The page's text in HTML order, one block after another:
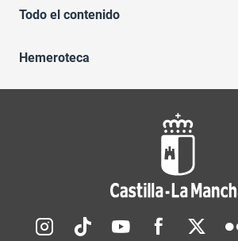
Todo el contenido
Hemeroteca
Redes sociales JCCM